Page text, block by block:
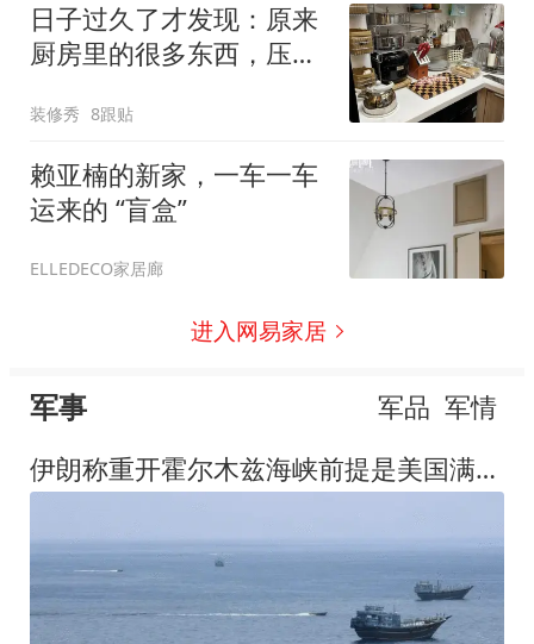
日子过久了才发现：原来
厨房里的很多东西，压根
装修秀 8跟贴
赖亚楠的新家，一车一车
运来的 “盲盒”
ELLEDECO家居廊
进入网易家居
军事 军品 军情
伊朗称重开霍尔木兹海峡前提是美国满足5个条件